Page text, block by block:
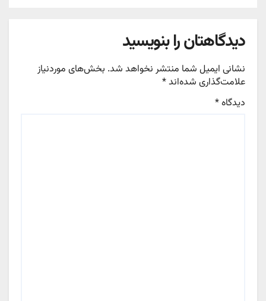
دیدگاهتان را بنویسید
نشانی ایمیل شما منتشر نخواهد شد. بخش‌های موردنیاز
علامت‌گذاری شده‌اند*
دیدگاه*